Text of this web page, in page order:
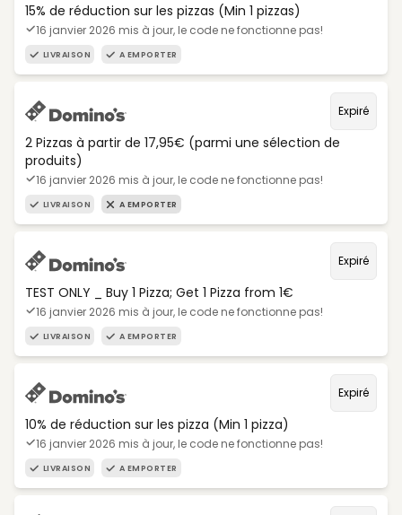
15% de réduction sur les pizzas (Min 1 pizzas)
16 janvier 2026 mis à jour, le code ne fonctionne pas!
LIVRAISON A EMPORTER
Expiré
2 Pizzas à partir de 17,95€ (parmi une sélection de
produits)
16 janvier 2026 mis à jour, le code ne fonctionne pas!
LIVRAISON A EMPORTER
Expiré
TEST ONLY _ Buy 1 Pizza; Get 1 Pizza from 1€
16 janvier 2026 mis à jour, le code ne fonctionne pas!
LIVRAISON A EMPORTER
Expiré
10% de réduction sur les pizza (Min 1 pizza)
16 janvier 2026 mis à jour, le code ne fonctionne pas!
LIVRAISON A EMPORTER